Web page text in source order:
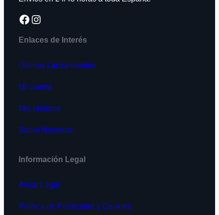
Facebook Instagram
Enlaces de Interés
Últimos Lanzamientos
Mi cuenta
Mis pedidos
Sobre Nosotros
Información Legal
Aviso Legal
Política de Privacidad y Cookies